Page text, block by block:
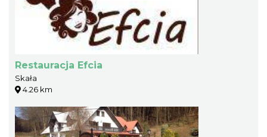
Restauracja Efcia
Skała
4.26 km